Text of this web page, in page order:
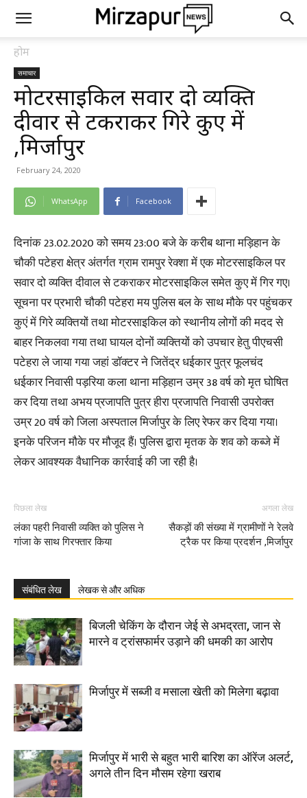
होम
समाचार
मोटरसाइकिल सवार दो व्यक्ति
दीवार से टकराकर गिरे कुएं में
,मिर्जापुर
February 24, 2020
WhatsApp Facebook
दिनांक 23.02.2020 को समय 23:00 बजे के करीब थाना मड़िहान के
चौकी पटेहरा क्षेत्र अंतर्गत ग्राम रामपुर रेक्शा में एक मोटरसाइकिल पर
सवार दो व्यक्ति दीवाल से टकराकर मोटरसाइकिल समेत कुए में गिर गए।
सूचना पर प्रभारी चौकी पटेहरा मय पुलिस बल के साथ मौके पर पहुंचकर
कुएं में गिरे व्यक्तियों तथा मोटरसाइकिल को स्थानीय लोगों की मदद से
बाहर निकलवा गया तथा घायल दोनों व्यक्तियों को उपचार हेतु पीएचसी
पटेहरा ले जाया गया जहां डॉक्टर ने जितेंद्र धईकार पुत्र फूलचंद
धईकार निवासी पड़रिया कला थाना मड़िहान उम्र 38 वर्ष को मृत घोषित
कर दिया तथा अभय प्रजापति पुत्र हीरा प्रजापति निवासी उपरोक्त
उम्र 20 वर्ष को जिला अस्पताल मिर्जापुर के लिए रेफर कर दिया गया।
इनके परिजन मौके पर मौजूद हैं। पुलिस द्वारा मृतक के शव को कब्जे में
लेकर आवश्यक वैधानिक कार्रवाई की जा रही है।
पिछला लेख
लंका पहरी निवासी व्यक्ति को पुलिस ने
गांजा के साथ गिरफ्तार किया
अगला लेख
सैकड़ों की संख्या में ग्रामीणों ने रेलवे
ट्रैक पर किया प्रदर्शन ,मिर्जापुर
संबंधित लेख लेखक से और अधिक
बिजली चेकिंग के दौरान जेई से अभद्रता, जान से
मारने व ट्रांसफार्मर उड़ाने की धमकी का आरोप
मिर्जापुर में सब्जी व मसाला खेती को मिलेगा बढ़ावा
मिर्जापुर में भारी से बहुत भारी बारिश का ऑरेंज अलर्ट,
अगले तीन दिन मौसम रहेगा खराब